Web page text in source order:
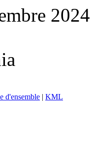
2024
d'ensemble | KML